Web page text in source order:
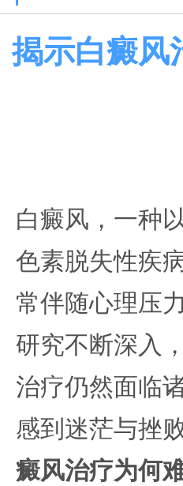
揭示白癜风
白癜风，一种
色素脱失性疾
常伴随心理压
研究不断深入
治疗仍然面临
感到迷茫与挫
癜风治疗为何